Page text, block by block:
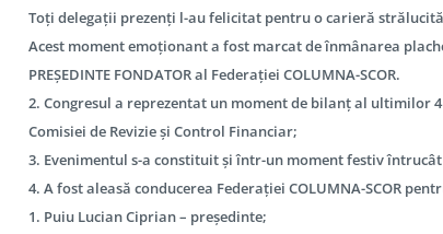
Toți delegații prezenți l-au felicitat pentru o carieră
Acest moment emoționant a fost marcat de înmânarea
PREȘEDINTE FONDATOR al Federației COLUMNA-SCOR.
2. Congresul a reprezentat un moment de bilanț al
Comisiei de Revizie și Control Financiar;
3. Evenimentul s-a constituit și într-un moment festiv
4. A fost aleasă conducerea Federației COLUMNA-SCOR
1. Puiu Lucian Ciprian – președinte;